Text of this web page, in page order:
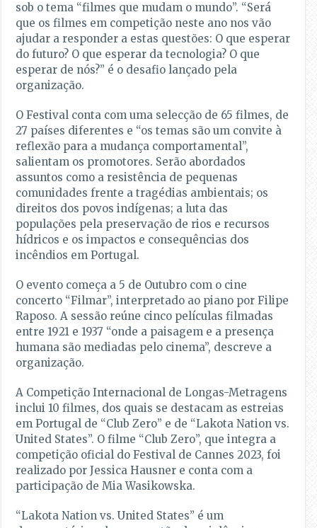
sob o tema “filmes que mudam o mundo”. “Será
que os filmes em competição neste ano nos vão
ajudar a responder a estas questões: O que esperar
do futuro? O que esperar da tecnologia? O que
esperar de nós?” é o desafio lançado pela
organização.
O Festival conta com uma selecção de 65 filmes, de
27 países diferentes e “os temas são um convite à
reflexão para a mudança comportamental”,
salientam os promotores. Serão abordados
assuntos como a resistência de pequenas
comunidades frente a tragédias ambientais; os
direitos dos povos indígenas; a luta das
populações pela preservação de rios e recursos
hídricos e os impactos e consequências dos
incêndios em Portugal.
O evento começa a 5 de Outubro com o cine
concerto “Filmar”, interpretado ao piano por Filipe
Raposo. A sessão reúne cinco películas filmadas
entre 1921 e 1937 “onde a paisagem e a presença
humana são mediadas pelo cinema”, descreve a
organização.
A Competição Internacional de Longas-Metragens
inclui 10 filmes, dos quais se destacam as estreias
em Portugal de “Club Zero” e de “Lakota Nation vs.
United States”. O filme “Club Zero”, que integra a
competição oficial do Festival de Cannes 2023, foi
realizado por Jessica Hausner e conta com a
participação de Mia Wasikowska.
“Lakota Nation vs. United States” é um